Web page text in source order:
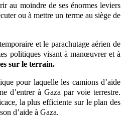
au moindre de ses énormes leviers
ou à mettre un terme au siège de
et le parachutage aérien de
politiques visant à manœuvrer et à
sur le terrain.
pour laquelle les camions d’aide
d’entrer à Gaza par voie terrestre.
la plus efficiente sur le plan des
d’aide à Gaza.